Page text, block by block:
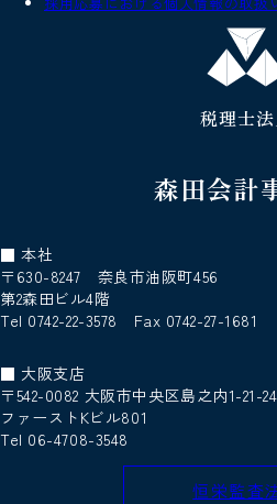
森田会計
税理士
■ 本社
〒630-8247 奈良市油阪町456
第2森田ビル4階
Tel 0742-22-3578 Fax 0742-27-1681
■ 大阪支店
〒542-0082 大阪市中央区島之内1-21-24
ファーストKビル801
Tel 06-4708-3548
恒栄監査